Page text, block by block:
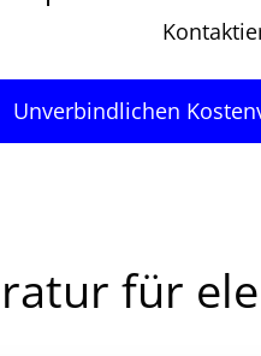
Unverbindlichen
für